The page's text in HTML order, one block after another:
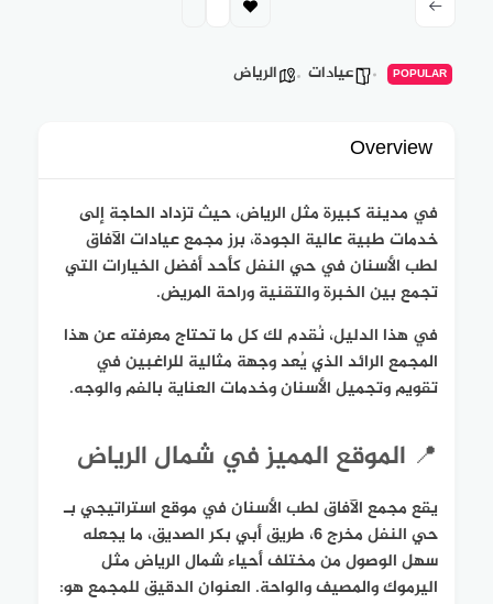
POPULAR عيادات الرياض
Overview
في مدينة كبيرة مثل الرياض، حيث تزداد الحاجة إلى
خدمات طبية عالية الجودة، برز مجمع عيادات الآفاق
لطب الأسنان في حي النفل كأحد أفضل الخيارات التي
تجمع بين الخبرة والتقنية وراحة المريض.
في هذا الدليل، نُقدم لك كل ما تحتاج معرفته عن هذا
المجمع الرائد الذي يُعد وجهة مثالية للراغبين في
تقويم وتجميل الأسنان وخدمات العناية بالفم والوجه.
📍 الموقع المميز في شمال الرياض
يقع مجمع الآفاق لطب الأسنان في موقع استراتيجي بـ
حي النفل مخرج 6، طريق أبي بكر الصديق، ما يجعله
سهل الوصول من مختلف أحياء شمال الرياض مثل
اليرموك والمصيف والواحة. العنوان الدقيق للمجمع هو: